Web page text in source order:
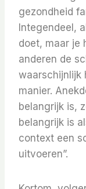
gezondheid
Integendeel,
doet, maar je
anderen de
waarschijnlijk
manier.
belangrijk is,
belangrijk is
context een
uitvoeren”.